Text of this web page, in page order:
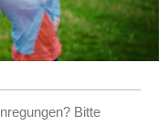
Bitte